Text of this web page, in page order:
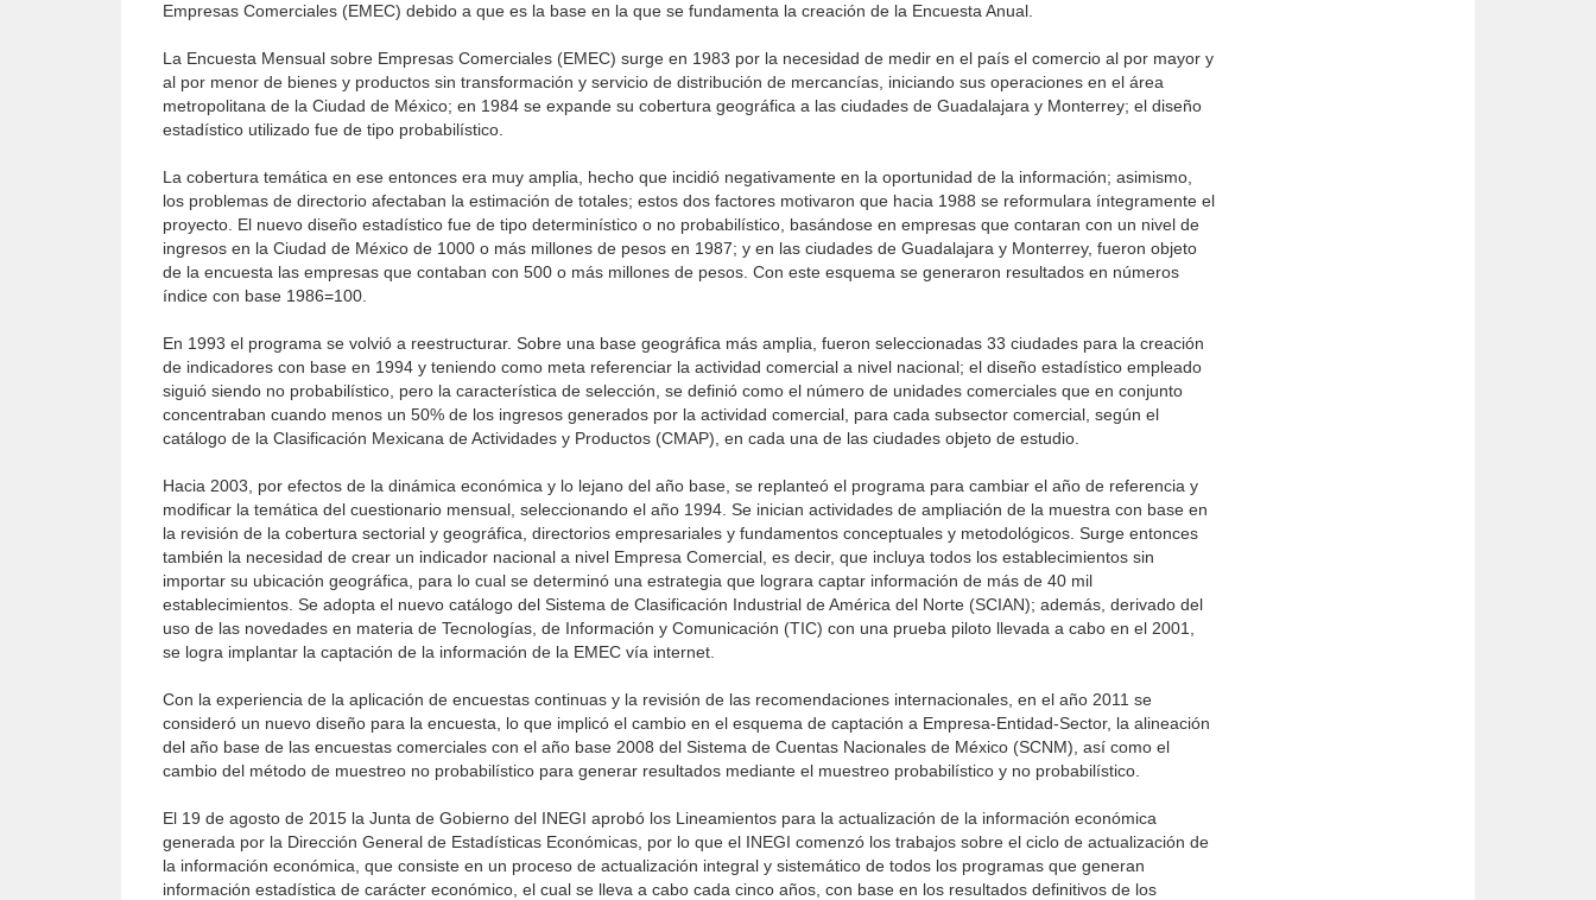
Empresas Comerciales (EMEC) debido a que es la base en la que se fundamenta la creación de la Encuesta Anual.
La Encuesta Mensual sobre Empresas Comerciales (EMEC) surge en 1983 por la necesidad de medir en el país el comercio al por mayor y
al por menor de bienes y productos sin transformación y servicio de distribución de mercancías, iniciando sus operaciones en el área
metropolitana de la Ciudad de México; en 1984 se expande su cobertura geográfica a las ciudades de Guadalajara y Monterrey; el diseño
estadístico utilizado fue de tipo probabilístico.
La cobertura temática en ese entonces era muy amplia, hecho que incidió negativamente en la oportunidad de la información; asimismo,
los problemas de directorio afectaban la estimación de totales; estos dos factores motivaron que hacia 1988 se reformulara íntegramente el
proyecto. El nuevo diseño estadístico fue de tipo determinístico o no probabilístico, basándose en empresas que contaran con un nivel de
ingresos en la Ciudad de México de 1000 o más millones de pesos en 1987; y en las ciudades de Guadalajara y Monterrey, fueron objeto
de la encuesta las empresas que contaban con 500 o más millones de pesos. Con este esquema se generaron resultados en números
índice con base 1986=100.
En 1993 el programa se volvió a reestructurar. Sobre una base geográfica más amplia, fueron seleccionadas 33 ciudades para la creación
de indicadores con base en 1994 y teniendo como meta referenciar la actividad comercial a nivel nacional; el diseño estadístico empleado
siguió siendo no probabilístico, pero la característica de selección, se definió como el número de unidades comerciales que en conjunto
concentraban cuando menos un 50% de los ingresos generados por la actividad comercial, para cada subsector comercial, según el
catálogo de la Clasificación Mexicana de Actividades y Productos (CMAP), en cada una de las ciudades objeto de estudio.
Hacia 2003, por efectos de la dinámica económica y lo lejano del año base, se replanteó el programa para cambiar el año de referencia y
modificar la temática del cuestionario mensual, seleccionando el año 1994. Se inician actividades de ampliación de la muestra con base en
la revisión de la cobertura sectorial y geográfica, directorios empresariales y fundamentos conceptuales y metodológicos. Surge entonces
también la necesidad de crear un indicador nacional a nivel Empresa Comercial, es decir, que incluya todos los establecimientos sin
importar su ubicación geográfica, para lo cual se determinó una estrategia que lograra captar información de más de 40 mil
establecimientos. Se adopta el nuevo catálogo del Sistema de Clasificación Industrial de América del Norte (SCIAN); además, derivado del
uso de las novedades en materia de Tecnologías, de Información y Comunicación (TIC) con una prueba piloto llevada a cabo en el 2001,
se logra implantar la captación de la información de la EMEC vía internet.
Con la experiencia de la aplicación de encuestas continuas y la revisión de las recomendaciones internacionales, en el año 2011 se
consideró un nuevo diseño para la encuesta, lo que implicó el cambio en el esquema de captación a Empresa-Entidad-Sector, la alineación
del año base de las encuestas comerciales con el año base 2008 del Sistema de Cuentas Nacionales de México (SCNM), así como el
cambio del método de muestreo no probabilístico para generar resultados mediante el muestreo probabilístico y no probabilístico.
El 19 de agosto de 2015 la Junta de Gobierno del INEGI aprobó los Lineamientos para la actualización de la información económica
generada por la Dirección General de Estadísticas Económicas, por lo que el INEGI comenzó los trabajos sobre el ciclo de actualización de
la información económica, que consiste en un proceso de actualización integral y sistemático de todos los programas que generan
información estadística de carácter económico, el cual se lleva a cabo cada cinco años, con base en los resultados definitivos de los